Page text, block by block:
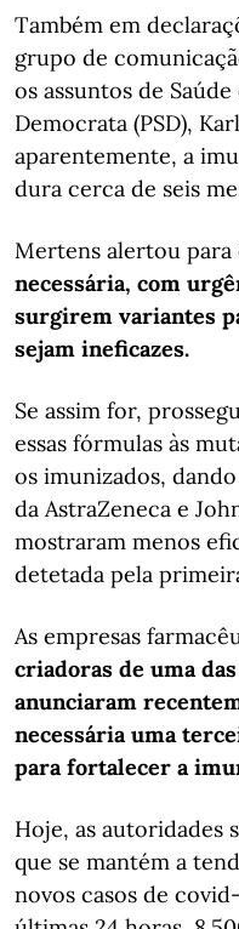
Também em
grupo de
os assuntos de
Democrata (PSD),
aparentemente, a
dura cerca de seis
Mertens alertou para
necessária, com
surgirem variantes
sejam ineficazes.
Se assim for,
essas fórmulas às
os imunizados,
da AstraZeneca e
mostraram menos
detetada pela
As empresas
criadoras de uma
anunciaram
necessária uma
para fortalecer a
Hoje, as autoridades
que se mantém a
novos casos de